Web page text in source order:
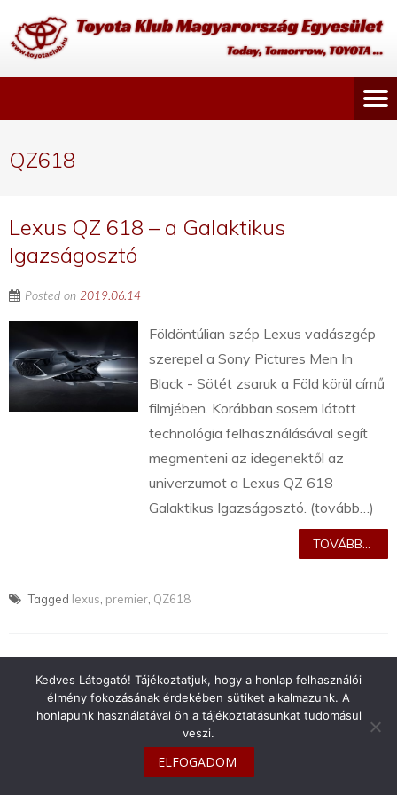
QZ618
Lexus QZ 618 – a Galaktikus
Igazságosztó
Posted on 2019.06.14
Földöntúlian szép Lexus vadászgép
szerepel a Sony Pictures Men In
Black - Sötét zsaruk a Föld körül című
filmjében. Korábban sosem látott
technológia felhasználásával segít
megmenteni az idegenektől az
univerzumot a Lexus QZ 618
Galaktikus Igazságosztó. (tovább…)
TOVÁBB...
Tagged lexus premier QZ618
info@toyotaclub.hu
Toyota Klub Magyarország
Kedves Látogató! Tájékoztatjuk, hogy a honlap felhasználói
élmény fokozásának érdekében sütiket alkalmazunk. A
honlapunk használatával ön a tájékoztatásunkat tudomásul
veszi.
ELFOGADOM